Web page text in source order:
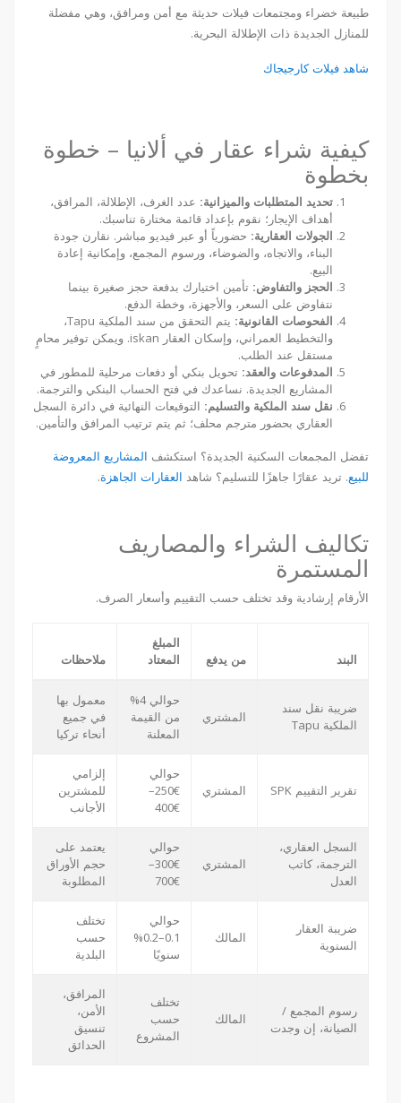
طبيعة خضراء ومجتمعات فيلات حديثة مع أمن ومرافق، وهي مفضلة
للمنازل الجديدة ذات الإطلالة البحرية.
شاهد فيلات كارجيجاك
كيفية شراء عقار في ألانيا – خطوة
بخطوة
تحديد المتطلبات والميزانية: عدد الغرف، الإطلالة، المرافق،
أهداف الإيجار؛ نقوم بإعداد قائمة مختارة تناسبك.
الجولات العقارية: حضورياً أو عبر فيديو مباشر. نقارن جودة
البناء، والاتجاه، والضوضاء، ورسوم المجمع، وإمكانية إعادة
البيع.
الحجز والتفاوض: تأمين اختيارك بدفعة حجز صغيرة بينما
نتفاوض على السعر، والأجهزة، وخطة الدفع.
الفحوصات القانونية:
يتم التحقق من سند الملكية Tapu،
والتخطيط العمراني، وإسكان العقار iskan. ويمكن توفير محامٍ
مستقل عند الطلب.
المدفوعات والعقد: تحويل بنكي أو دفعات مرحلية للمطور في
المشاريع الجديدة. نساعدك في فتح الحساب البنكي والترجمة.
نقل سند الملكية والتسليم: التوقيعات النهائية في دائرة السجل
العقاري بحضور مترجم محلف؛ ثم يتم ترتيب المرافق والتأمين.
تفضل المجمعات السكنية الجديدة؟ استكشف المشاريع المعروضة
للبيع. تريد عقارًا جاهزًا للتسليم؟ شاهد العقارات الجاهزة.
تكاليف الشراء والمصاريف
المستمرة
الأرقام إرشادية وقد تختلف حسب التقييم وأسعار الصرف.
البند من يدفع
المبلغ
المعتاد
ملاحظات
ضريبة نقل سند
الملكية Tapu
المشتري
حوالي 4%
من القيمة
المعلنة
معمول بها
في جميع
أنحاء تركيا
تقرير التقييم SPK المشتري
حوالي
€250–
€400
إلزامي
للمشترين
الأجانب
السجل العقاري،
الترجمة، كاتب
العدل
المشتري
حوالي
€300–
€700
يعتمد على
حجم الأوراق
المطلوبة
ضريبة العقار
السنوية
المالك
حوالي
0.1–0.2%
سنويًا
تختلف
حسب
البلدية
رسوم المجمع /
الصيانة، إن وجدت
المالك
تختلف
حسب
المشروع
المرافق،
الأمن،
تنسيق
الحدائق